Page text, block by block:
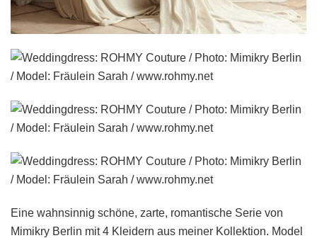
Eine wahnsinnig schöne, zarte, romantische Serie von
Mimikry Berlin mit 4 Kleidern aus meiner Kollektion. Model